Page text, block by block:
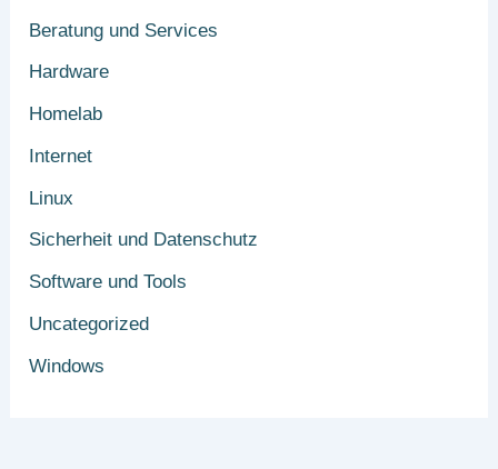
Beratung und Services
Hardware
Homelab
Internet
Linux
Sicherheit und Datenschutz
Software und Tools
Uncategorized
Windows